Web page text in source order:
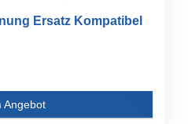
Ersatz Kompatibel
Angebot